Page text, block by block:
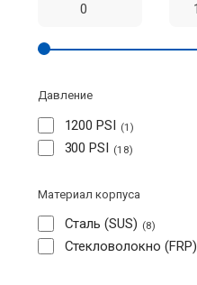
Давление
1200 PSI 1
300 PSI 18
Материал корпуса
Сталь (SUS) 8
Стекловолокно (FRP)